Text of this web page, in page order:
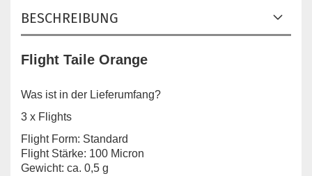
BESCHREIBUNG
Flight Taile Orange
Was ist in der Lieferumfang?
3 x Flights
Flight Form: Standard
Flight Stärke: 100 Micron
Gewicht: ca. 0,5 g